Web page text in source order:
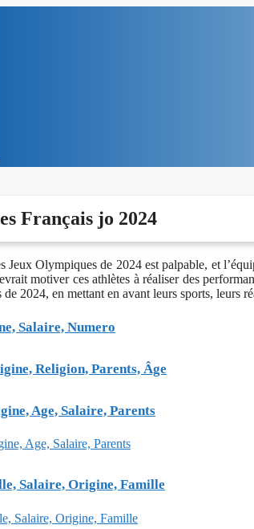
Français jo 2024
Jeux Olympiques de 2024 est palpable, et
motiver ces athlètes à réaliser des
2024, en mettant en avant leurs sports, leurs
Salaire, Numero
Religion, Parents, Âge
Age, Salaire, Parents
Salaire, Origine, Famille